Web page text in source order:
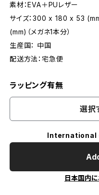
素材：EVA＋PUレザー
サイズ：300 x 180 x 53
(mm)（メガネ1本分）
生産国： 中国
配送方法：宅急便
ラッピング有無
選択
International
日本国内